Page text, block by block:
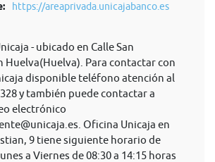
https://areaprivada.unicajabanco.es
- ubicado en Calle San
Huelva(Huelva). Para contactar con
disponible teléfono atención al
y también puede contactar a
electrónico
. Oficina Unicaja en
9 tiene siguiente horario de
a Viernes de 08:30 a 14:15 horas